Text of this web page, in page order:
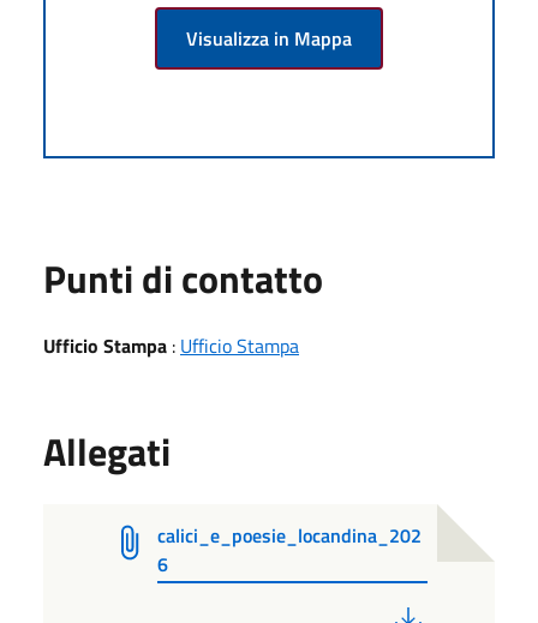
Visualizza in Mappa
Punti di contatto
Ufficio Stampa : Ufficio Stampa
Allegati
calici_e_poesie_locandina_202
6